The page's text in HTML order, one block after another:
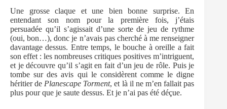
Une grosse claque et une bien bonne surprise. En
entendant son nom pour la première fois, j’étais
persuadée qu’il s’agissait d’une sorte de jeu de rythme
(oui, bon…), donc je n’avais pas cherché à me renseigner
davantage dessus. Entre temps, le bouche à oreille a fait
son effet : les nombreuses critiques positives m’intriguent,
et je découvre qu’il s’agit en fait d’un jeu de rôle. Puis je
tombe sur des avis qui le considèrent comme le digne
héritier de Planescape Torment, et là il ne m’en fallait pas
plus pour que je saute dessus. Et je n’ai pas été déçue.